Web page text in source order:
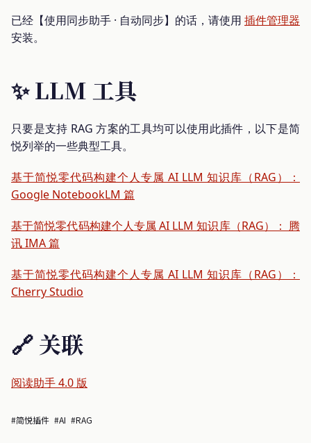
已经【使用同步助手 · 自动同步】的话，请使用 插件管理器
安装。
✨ LLM 工具
只要是支持 RAG 方案的工具均可以使用此插件，以下是简
悦列举的一些典型工具。
基于简悦零代码构建个人专属 AI LLM 知识库（RAG）：
Google NotebookLM 篇
基于简悦零代码构建个人专属 AI LLM 知识库（RAG）： 腾
讯 IMA 篇
基于简悦零代码构建个人专属 AI LLM 知识库（RAG）：
Cherry Studio
🔗 关联
阅读助手 4.0 版
#简悦插件 #AI #RAG